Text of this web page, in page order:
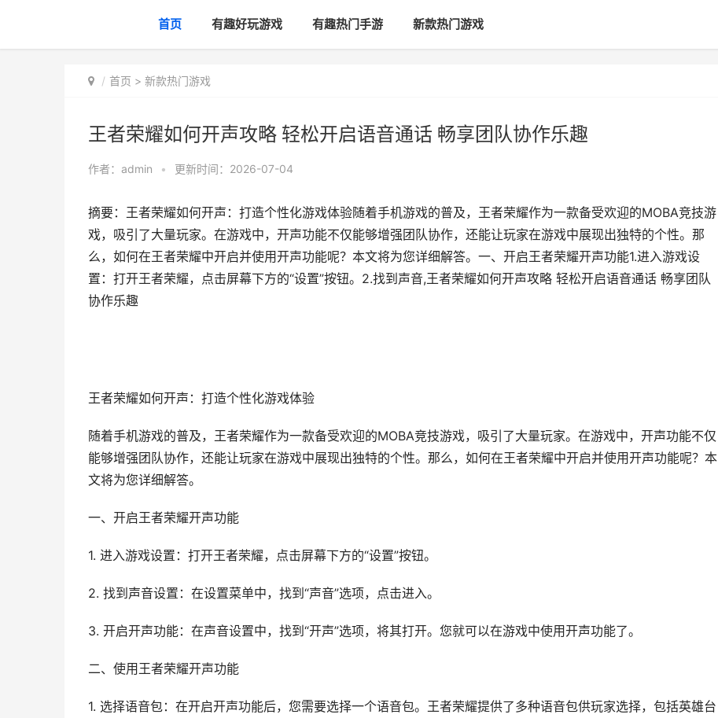
首页 有趣好玩游戏 有趣热门手游 新款热门游戏
首页 > 新款热门游戏
王者荣耀如何开声攻略 轻松开启语音通话 畅享团队协作乐趣
作者： admin • 更新时间：2026-07-04
摘要：王者荣耀如何开声：打造个性化游戏体验随着手机游戏的普及，王者荣耀作为一款备受欢迎的MOBA竞技游
戏，吸引了大量玩家。在游戏中，开声功能不仅能够增强团队协作，还能让玩家在游戏中展现出独特的个性。那
么，如何在王者荣耀中开启并使用开声功能呢？本文将为您详细解答。一、开启王者荣耀开声功能1.进入游戏设
置：打开王者荣耀，点击屏幕下方的“设置”按钮。2.找到声音,王者荣耀如何开声攻略 轻松开启语音通话 畅享团队
协作乐趣
王者荣耀如何开声：打造个性化游戏体验
随着手机游戏的普及，王者荣耀作为一款备受欢迎的MOBA竞技游戏，吸引了大量玩家。在游戏中，开声功能不仅
能够增强团队协作，还能让玩家在游戏中展现出独特的个性。那么，如何在王者荣耀中开启并使用开声功能呢？本
文将为您详细解答。
一、开启王者荣耀开声功能
1. 进入游戏设置：打开王者荣耀，点击屏幕下方的“设置”按钮。
2. 找到声音设置：在设置菜单中，找到“声音”选项，点击进入。
3. 开启开声功能：在声音设置中，找到“开声”选项，将其打开。您就可以在游戏中使用开声功能了。
二、使用王者荣耀开声功能
1. 选择语音包：在开启开声功能后，您需要选择一个语音包。王者荣耀提供了多种语音包供玩家选择，包括英雄台